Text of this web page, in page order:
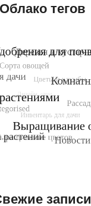
Облако тегов
записи